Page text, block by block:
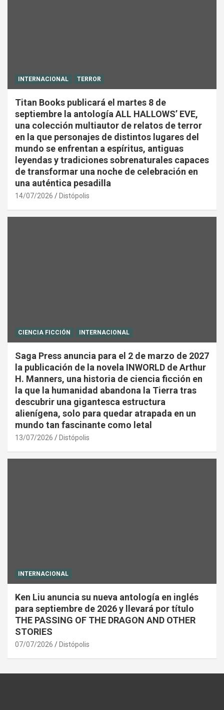
INTERNACIONAL TERROR
Titan Books publicará el martes 8 de
septiembre la antología ALL HALLOWS’ EVE,
una colección multiautor de relatos de terror
en la que personajes de distintos lugares del
mundo se enfrentan a espíritus, antiguas
leyendas y tradiciones sobrenaturales capaces
de transformar una noche de celebración en
una auténtica pesadilla
14/07/2026 Distópolis
CIENCIA FICCIÓN INTERNACIONAL
Saga Press anuncia para el 2 de marzo de 2027
la publicación de la novela INWORLD de Arthur
H. Manners, una historia de ciencia ficción en
la que la humanidad abandona la Tierra tras
descubrir una gigantesca estructura
alienígena, solo para quedar atrapada en un
mundo tan fascinante como letal
13/07/2026 Distópolis
INTERNACIONAL
Ken Liu anuncia su nueva antología en inglés
para septiembre de 2026 y llevará por título
THE PASSING OF THE DRAGON AND OTHER
STORIES
07/07/2026 Distópolis